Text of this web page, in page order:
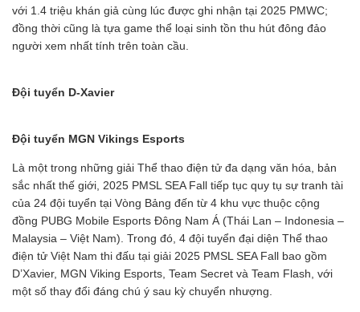
với 1.4 triệu khán giả cùng lúc được ghi nhận tại 2025 PMWC;
đồng thời cũng là tựa game thể loại sinh tồn thu hút đông đảo
người xem nhất tính trên toàn cầu.
Đội tuyển D-Xavier
Đội tuyển MGN Vikings Esports
Là một trong những giải Thể thao điện tử đa dạng văn hóa, bản
sắc nhất thế giới, 2025 PMSL SEA Fall tiếp tục quy tụ sự tranh tài
của 24 đội tuyển tại Vòng Bảng đến từ 4 khu vực thuộc cộng
đồng PUBG Mobile Esports Đông Nam Á (Thái Lan – Indonesia –
Malaysia – Việt Nam). Trong đó, 4 đội tuyển đại diện Thể thao
điện tử Việt Nam thi đấu tại giải 2025 PMSL SEA Fall bao gồm
D’Xavier, MGN Viking Esports, Team Secret và Team Flash, với
một số thay đổi đáng chú ý sau kỳ chuyển nhượng.